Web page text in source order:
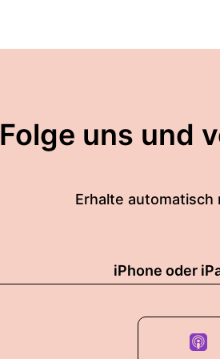
Folge uns und
Erhalte automatisch
iPhone oder